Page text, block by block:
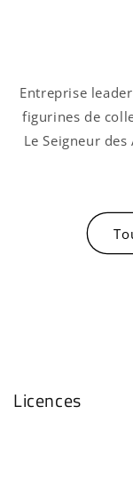
Entreprise
figurines de
Le Seigneur
Licences
afficher vos